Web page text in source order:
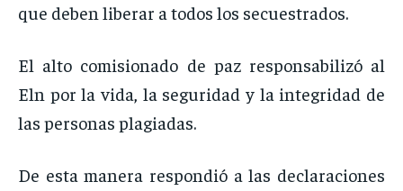
que deben liberar a todos los secuestrados.
El alto comisionado de paz responsabilizó al
Eln por la vida, la seguridad y la integridad de
las personas plagiadas.
De esta manera respondió a las declaraciones